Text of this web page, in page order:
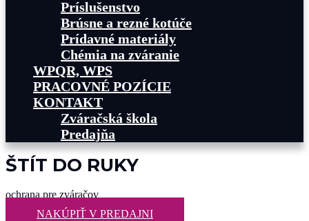
Príslušenstvo
Brúsne a rezné kotúče
Prídavné materiály
Chémia na zváranie
WPQR, WPS
PRACOVNÉ POZÍCIE
KONTAKT
Zváračská škola
Predajňa
ŠTÍT DO RUKY
ochrana pre zváračov
NAKÚPIŤ V PREDAJNI